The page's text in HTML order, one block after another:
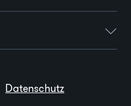
Datenschutz